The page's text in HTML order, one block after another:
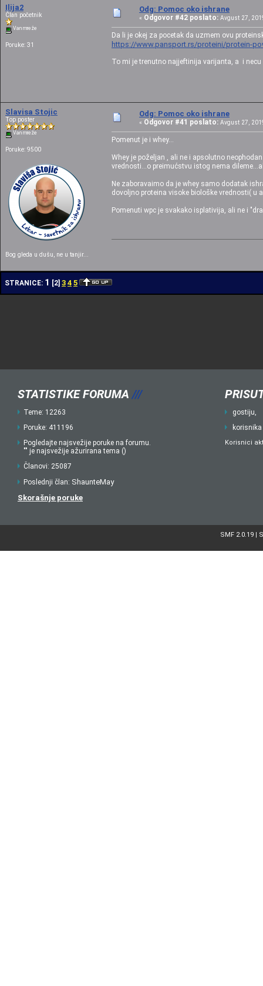
Ilija2
Član početnik
Van mreže
Poruke: 31
Odg: Pomoc oko ishrane
« Odgovor #42 poslato: Avgust 27,
Da li je okej za pocetak da uzmem ovu
https://www.pansport.rs/proteini/protein-
To mi je trenutno najjeftinija varijanta, a i
Slavisa Stojic
Top poster
Van mreže
Poruke: 9500
Bog gleda u dušu, ne u tanjir...
Odg: Pomoc oko ishrane
« Odgovor #41 poslato: Avgust 27,
Pomenut je i whey...
Whey je poželjan , ali ne i apsolutno
vrednosti...o preimućstvu istog nema
Ne zaboravaimo da je whey samo dodatak
dovoljno proteina visoke biološke vrednosti(
Pomenuti wpc je svakako isplativija, ali ne i
STRANICE: 1 [2] 3 4 5
STATISTIKE FORUMA ///
Teme: 12263
Poruke: 411196
Pogledajte najsvežije poruke na forumu.
"" je najsvežije ažurirana tema ()
Članovi: 25087
Poslednji član: ShaunteMay
Skorašnje poruke
gostiju,
korisnika
Korisnici
SMF 2.0.19|